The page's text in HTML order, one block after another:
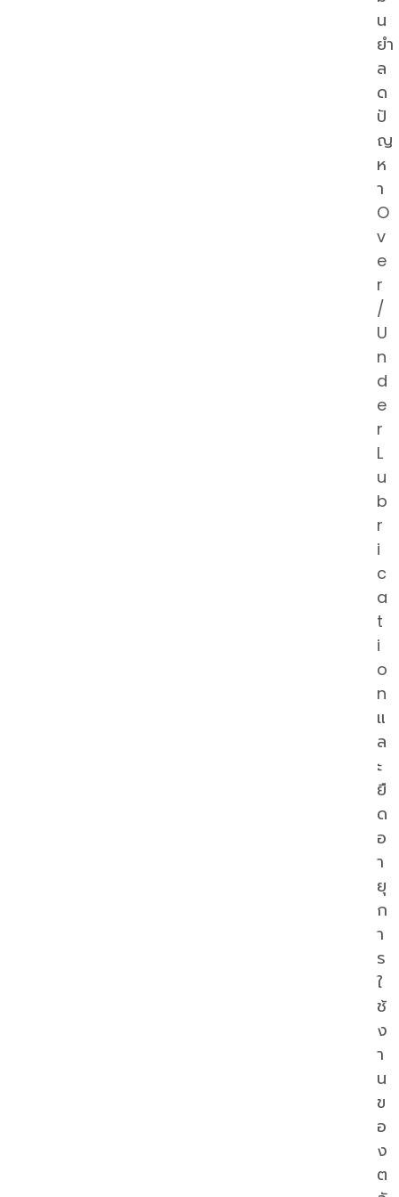
น
ยำ
ล
ด
ปั
ญ
ห
า
O
v
e
r
/
U
n
d
e
r
L
u
b
r
i
c
a
t
i
o
n
แ
ล
ะ
ยื
ด
อ
า
ยุ
ก
า
ร
ใ
ช้
ง
า
น
ข
อ
ง
ต